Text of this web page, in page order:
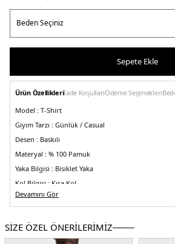
Sepete Ekle
Ürün Özellikleriİade KoşullarıÖdeme Seçenekleri
Model : T-Shirt
Giyim Tarzı : Günlük / Casual
Desen : Baskılı
Materyal : % 100 Pamuk
Yaka Bilgisi : Bisiklet Yaka
Kol Bilgisi : Kısa Kol
Kalıp Bilgisi :Regular Fit
Menşei :Pakistan
5DY150558965100.25
Devamını Gör
SİZE ÖZEL ÖNERİLERİMİZ